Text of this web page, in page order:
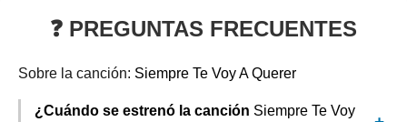
❓ PREGUNTAS FRECUENTES
Sobre la canción: Siempre Te Voy A Querer
¿Cuándo se estrenó la canción Siempre Te Voy